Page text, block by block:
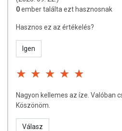
Tárolás: Száraz, hűvös, fénytől védett
Forgalmazza: Twenty Four Teashop Kft.,
Az oldalunkon lévő adatokat
hogy ennek ellenére a webshopon
tájékoztató jellegűek, a tényleges
természetéből adódóan. A friss,
csomagolásán találják meg.
0ember találta ezt hasznosnak
Hasznos ez az értékelés?
Igen
Nagyon kellemes az íze. Valóban
Köszönöm.
Válasz